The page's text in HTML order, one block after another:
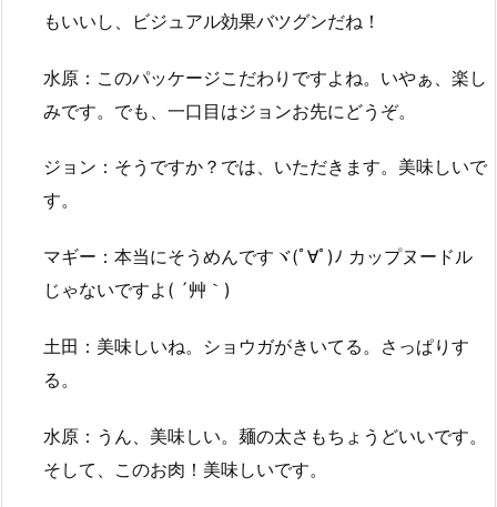
もいいし、ビジュアル効果バツグンだね！
水原：このパッケージこだわりですよね。いやぁ、楽し
みです。でも、一口目はジョンお先にどうぞ。
ジョン：そうですか？では、いただきます。美味しいで
す。
マギー：本当にそうめんですヾ(ﾟ∀ﾟ)ﾉ カップヌードル
じゃないですよ( ´艸｀)
土田：美味しいね。ショウガがきいてる。さっぱりす
る。
水原：うん、美味しい。麺の太さもちょうどいいです。
そして、このお肉！美味しいです。